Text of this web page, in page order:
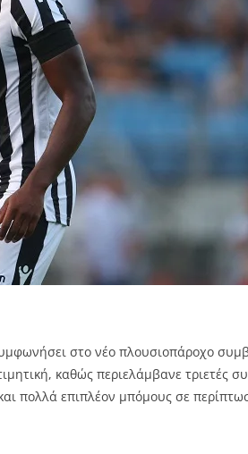
στο νέο πλουσιοπάροχο
καθώς περιελάμβανε τριετές
πολλά επιπλέον μπόμους σε